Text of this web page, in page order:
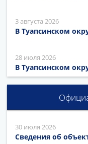
3 августа 2026
В Туапсинском
28 июля 2026
В Туапсинском
30 июля 2026
Сведения об